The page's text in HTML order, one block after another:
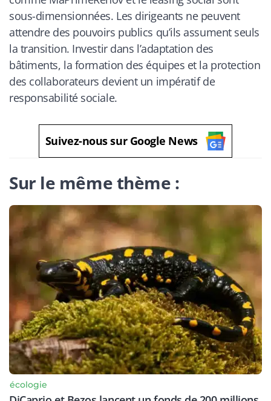
sous-dimensionnées. Les dirigeants ne peuvent
attendre des pouvoirs publics qu’ils assument seuls
la transition. Investir dans l’adaptation des
bâtiments, la formation des équipes et la protection
des collaborateurs devient un impératif de
responsabilité sociale.
Suivez-nous sur Google News
Sur le même thème :
écologie